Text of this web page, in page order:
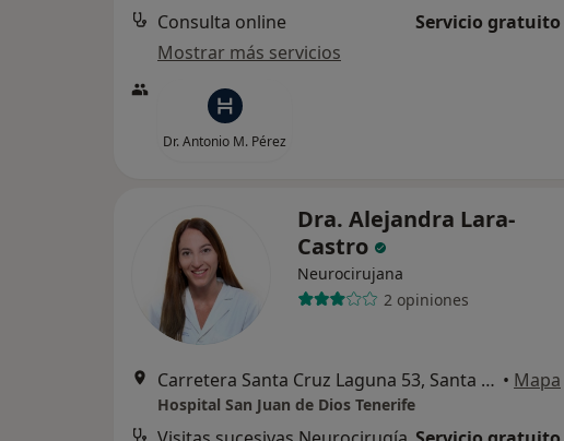
Consulta online
Servicio gratuito
Mostrar más servicios
Dr. Antonio M. Pérez
Dra. Alejandra Lara-
Castro
Neurocirujana
2 opiniones
Carretera Santa Cruz Laguna 53, Santa Cruz de Tenerife • Mapa
Hospital San Juan de Dios Tenerife